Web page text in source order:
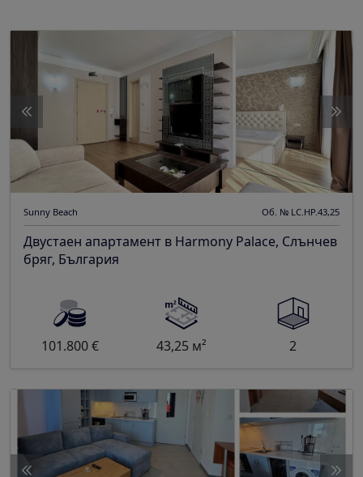
Sunny Beach Об. № LC.HP.43,25
Двустаен апартамент в Harmony Palace, Слънчев
бряг, България
101.800 € 43,25 м² 2